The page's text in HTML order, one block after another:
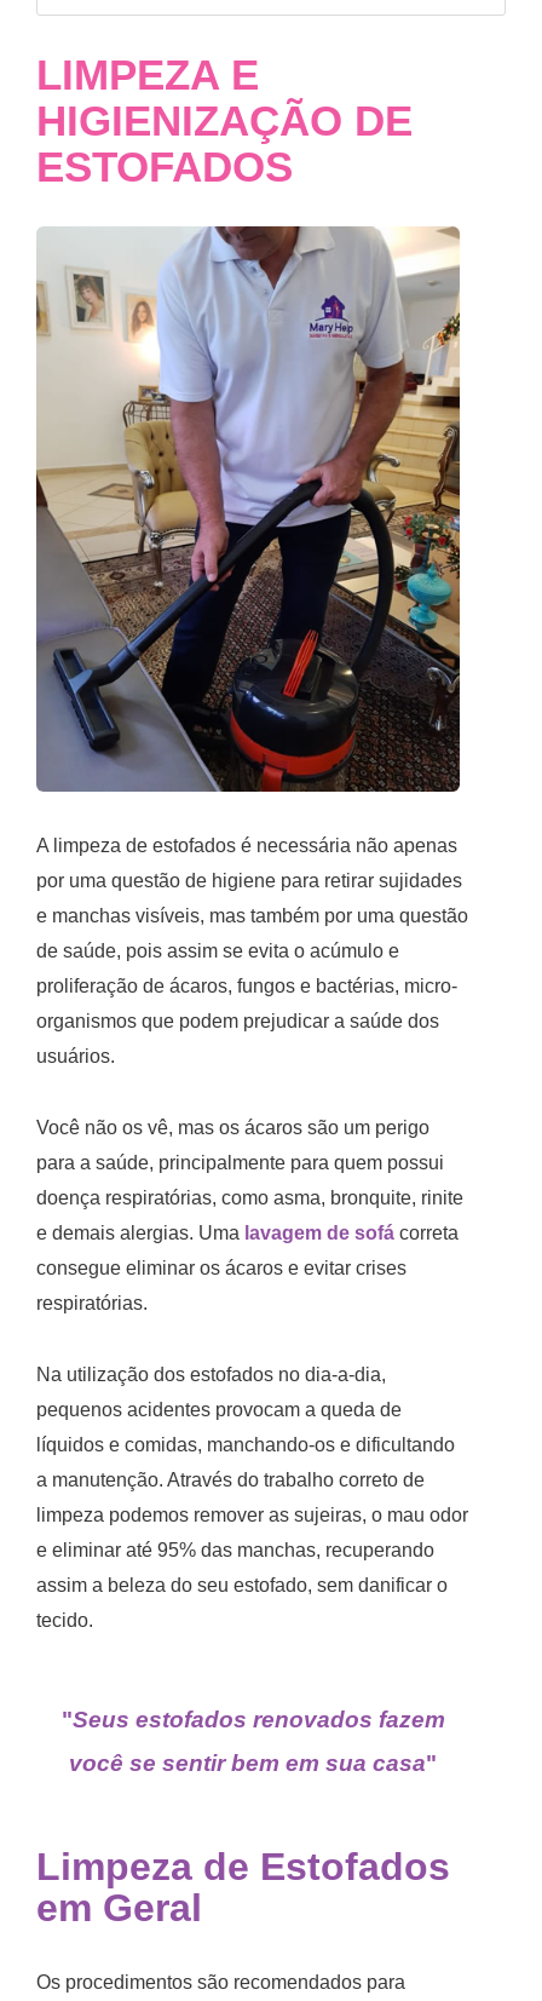
LIMPEZA E
HIGIENIZAÇÃO DE
ESTOFADOS
A limpeza de estofados é necessária não apenas
por uma questão de higiene para retirar sujidades
e manchas visíveis, mas também por uma questão
de saúde, pois assim se evita o acúmulo e
proliferação de ácaros, fungos e bactérias, micro-
organismos que podem prejudicar a saúde dos
usuários.
Você não os vê, mas os ácaros são um perigo
para a saúde, principalmente para quem possui
doença respiratórias, como asma, bronquite, rinite
e demais alergias. Uma lavagem de sofá correta
consegue eliminar os ácaros e evitar crises
respiratórias.
Na utilização dos estofados no dia-a-dia,
pequenos acidentes provocam a queda de
líquidos e comidas, manchando-os e dificultando
a manutenção. Através do trabalho correto de
limpeza podemos remover as sujeiras, o mau odor
e eliminar até 95% das manchas, recuperando
assim a beleza do seu estofado, sem danificar o
tecido.
"Seus estofados renovados fazem
você se sentir bem em sua casa"
Limpeza de Estofados
em Geral
Os procedimentos são recomendados para